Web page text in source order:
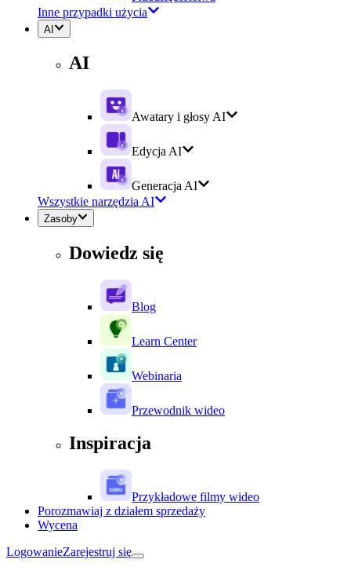
Inne przypadki użycia
AI
AI
Awatary i głosy AI
Edycja AI
Generacja AI
Wszystkie narzędzia AI
Zasoby
Dowiedz się
Blog
Learn Center
Webinaria
Przewodnik wideo
Inspiracja
Przykładowe filmy wideo
Porozmawiaj z działem sprzedaży
Wycena
LogowanieZarejestruj się